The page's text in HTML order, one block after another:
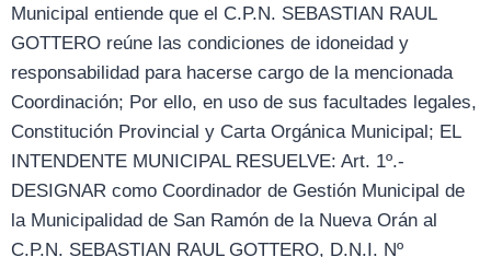
Municipal entiende que el C.P.N. SEBASTIAN RAUL
GOTTERO reúne las condiciones de idoneidad y
responsabilidad para hacerse cargo de la mencionada
Coordinación; Por ello, en uso de sus facultades legales,
Constitución Provincial y Carta Orgánica Municipal; EL
INTENDENTE MUNICIPAL RESUELVE: Art. 1º.-
DESIGNAR como Coordinador de Gestión Municipal de
la Municipalidad de San Ramón de la Nueva Orán al
C.P.N. SEBASTIAN RAUL GOTTERO, D.N.I. Nº